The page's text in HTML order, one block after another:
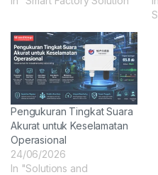
Pengukuran Tingkat Suara
Akurat untuk Keselamatan
Operasional
24/06/2026
In "Solutions and